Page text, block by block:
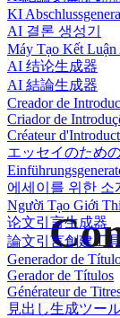
KI
AI 결론 생성기
Máy Tạo Kết
AI 结论生成器
AI 結論生成器
Creador de
Criador de
Créateur
エッセイのため
에세이를 위한 소
Người Tạo Giới
论文引言生成器
論文引言創建工
Generador de
Gerador de Títulos
Générateur de
見出し生成ツー